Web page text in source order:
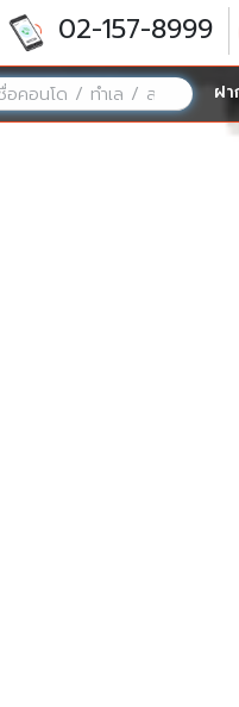
02-157-8999
ฝา